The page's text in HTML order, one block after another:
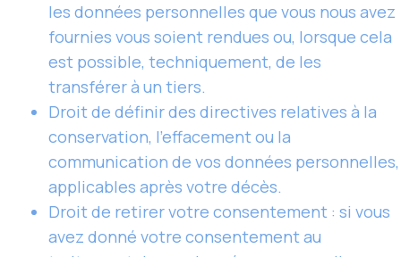
les données personnelles que vous nous avez
fournies vous soient rendues ou, lorsque cela
est possible, techniquement, de les
transférer à un tiers.
Droit de définir des directives relatives à la
conservation, l’effacement ou la
communication de vos données personnelles,
applicables après votre décès.
Droit de retirer votre consentement : si vous
avez donné votre consentement au